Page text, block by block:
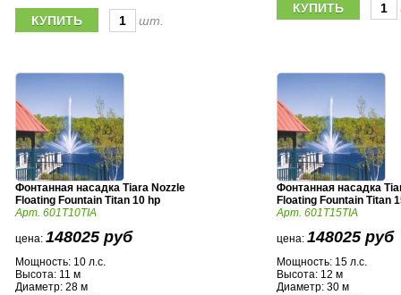
шт.
Фонтанная насадка Tiara Nozzle
Floating Fountain Titan 10 hp
Арт. 601T10TIA
цена: 148025 руб
Мощность: 10 л.с.
Высота: 11 м
Диаметр: 28 м
Фонтанная насадка
Floating Fountain Titan
Арт. 601T15TIA
цена: 148025 руб
Мощность: 15 л.с.
Высота: 12 м
Диаметр: 30 м